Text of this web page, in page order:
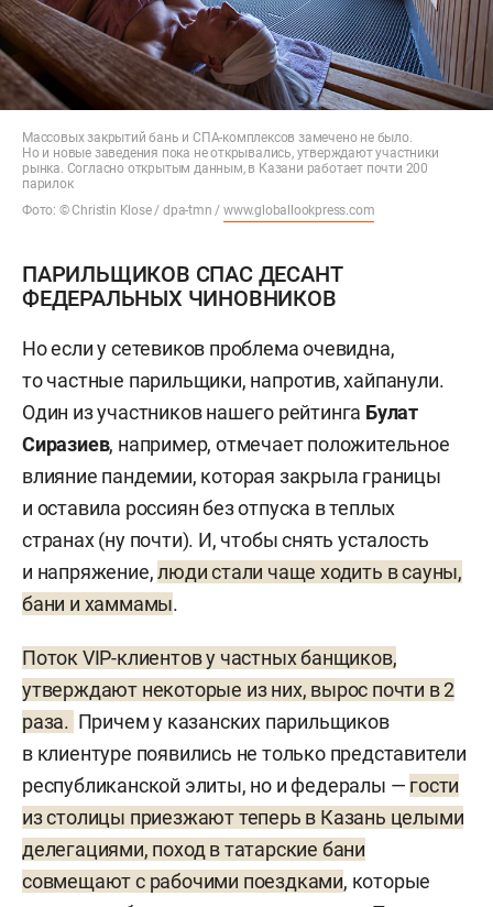
Массовых закрытий бань и СПА-комплексов замечено не было.
Но и новые заведения пока не открывались, утверждают участники
рынка. Согласно открытым данным, в Казани работает почти 200
парилок
Фото: © Christin Klose / dpa-tmn /www.globallookpress.com
ПАРИЛЬЩИКОВ СПАС ДЕСАНТ
ФЕДЕРАЛЬНЫХ ЧИНОВНИКОВ
Но если у сетевиков проблема очевидна,
то частные парильщики, напротив, хайпанули.
Один из участников нашего рейтинга Булат
Сиразиев, например, отмечает положительное
влияние пандемии, которая закрыла границы
и оставила россиян без отпуска в теплых
странах (ну почти). И, чтобы снять усталость
и напряжение,люди стали чаще ходить в сауны,
бани и хаммамы.
Поток VIP-клиентов у частных банщиков,
утверждают некоторые из них, вырос почти в 2
раза. Причем у казанских парильщиков
в клиентуре появились не только представители
республиканской элиты, но и федералы — гости
из столицы приезжают теперь в Казань целыми
делегациями, поход в татарские бани
совмещают с рабочими поездками, которые